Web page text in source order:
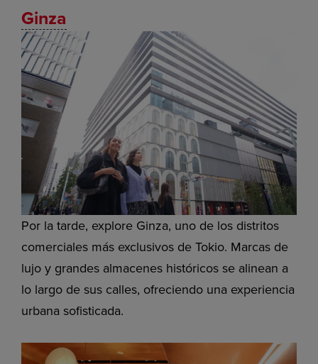
Ginza
Por la tarde, explore Ginza, uno de los distritos
comerciales más exclusivos de Tokio. Marcas de
lujo y grandes almacenes históricos se alinean a
lo largo de sus calles, ofreciendo una experiencia
urbana sofisticada.